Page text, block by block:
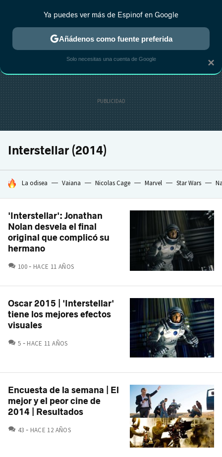
ESTRENOS REALITY ANIME RANKINGS CINE
Interstellar (2014)
HOY SE HABLA DE
La odisea Vaiana Nicolas Cage Marvel Star Wars
'Interstellar': Jonathan
Nolan desvela el final
original que complicó su
hermano
100COMENTARIOS
HACE 11 AÑOS
Oscar 2015 | 'Interstellar'
tiene los mejores efectos
visuales
5 COMENTARIOS
HACE 11 AÑOS
Encuesta de la semana | El
mejor y el peor cine de
2014 | Resultados
43 COMENTARIOS
HACE 12 AÑOS
×
Ya puedes ver más de Espinof en Google
Añádenos como fuente preferida
Solo necesitas una cuenta de Google